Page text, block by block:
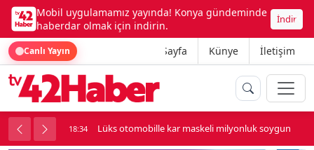
Mobil uygulamamız yayında! Konya gündeminde
haberdar olmak için indirin.
İndir
Canlı Yayın Ana Sayfa Künye İletişim
kavga çıktı 18:34 Lüks otomobille kar maskeli milyonluk soygun